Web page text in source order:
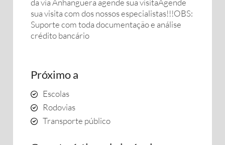
da via Anhanguera agende sua visitaAgende
sua visita com dos nossos especialistas!!!OBS:
Suporte com toda documentação e análise
crédito bancário
Próximo a
Escolas
Rodovias
Transporte público